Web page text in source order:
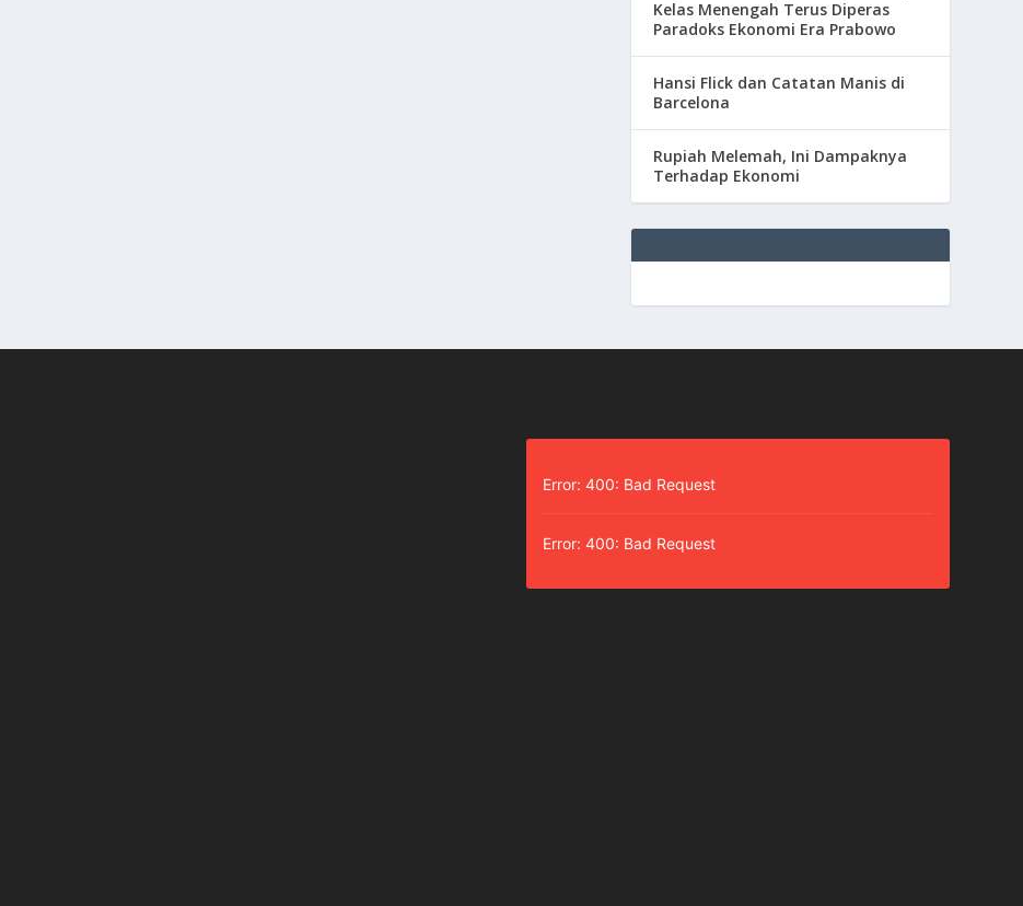
Kelas Menengah Terus Diperas
Paradoks Ekonomi Era Prabowo
Hansi Flick dan Catatan Manis di
Barcelona
Rupiah Melemah, Ini Dampaknya
Terhadap Ekonomi
Error: 400: Bad Request
Error: 400: Bad Request